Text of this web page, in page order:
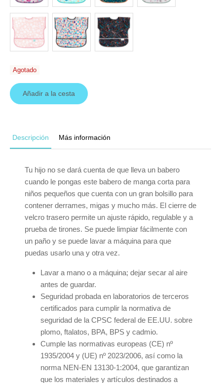
Agotado
Añadir a la cesta
Descripción Más información
Tu hijo no se dará cuenta de que lleva un babero
cuando le pongas este babero de manga corta para
niños pequeños que cuenta con un gran bolsillo para
contener derrames, migas y mucho más. El cierre de
velcro trasero permite un ajuste rápido, regulable y a
prueba de tirones. Se puede limpiar fácilmente con
un paño y se puede lavar a máquina para que
puedas usarlo una y otra vez.
Lavar a mano o a máquina; dejar secar al aire
antes de guardar.
Seguridad probada en laboratorios de terceros
certificados para cumplir la normativa de
seguridad de la CPSC federal de EE.UU. sobre
plomo, ftalatos, BPA, BPS y cadmio.
Cumple las normativas europeas (CE) nº
1935/2004 y (UE) nº 2023/2006, así como la
norma NEN-EN 13130-1:2004, que garantizan
que los materiales y artículos destinados a